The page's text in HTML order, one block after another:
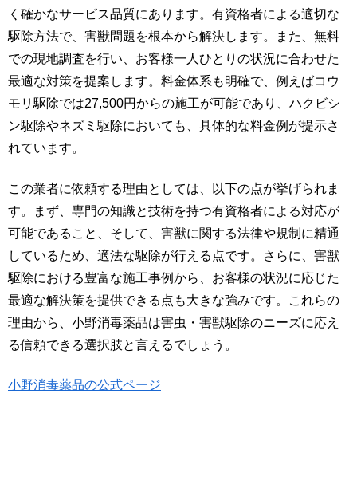
く確かなサービス品質にあります。有資格者による適切な
駆除方法で、害獣問題を根本から解決します。また、無料
での現地調査を行い、お客様一人ひとりの状況に合わせた
最適な対策を提案します。料金体系も明確で、例えばコウ
モリ駆除では27,500円からの施工が可能であり、ハクビシ
ン駆除やネズミ駆除においても、具体的な料金例が提示さ
れています。
この業者に依頼する理由としては、以下の点が挙げられま
す。まず、専門の知識と技術を持つ有資格者による対応が
可能であること、そして、害獣に関する法律や規制に精通
しているため、適法な駆除が行える点です。さらに、害獣
駆除における豊富な施工事例から、お客様の状況に応じた
最適な解決策を提供できる点も大きな強みです。これらの
理由から、小野消毒薬品は害虫・害獣駆除のニーズに応え
る信頼できる選択肢と言えるでしょう。
小野消毒薬品の公式ページ